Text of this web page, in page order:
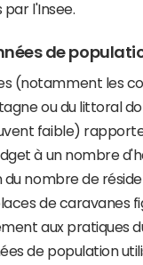
l'Insee.
de
(notamment les
ou du littoral
faible)
à un nombre
du nombre de
de caravanes
aux pratiques
de population